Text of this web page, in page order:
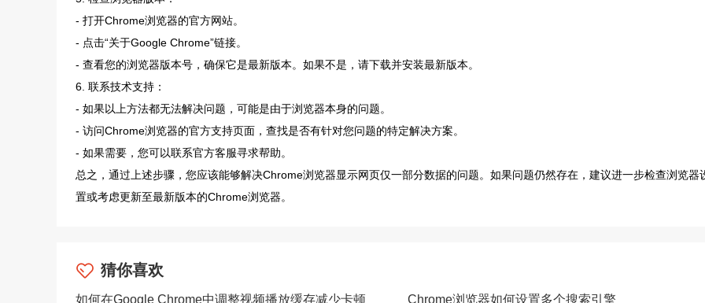
- 打开Chrome浏览器的官方网站。
- 点击“关于Google Chrome”链接。
- 查看您的浏览器版本号，确保它是最新版本。如果不是，请下载并安装最新版本。
6. 联系技术支持：
- 如果以上方法都无法解决问题，可能是由于浏览器本身的问题。
- 访问Chrome浏览器的官方支持页面，查找是否有针对您问题的特定解决方案。
- 如果需要，您可以联系官方客服寻求帮助。
总之，通过上述步骤，您应该能够解决Chrome浏览器显示网页仅一部分数据的问题。如果问题仍然存在，建议进一步检查浏览器
置或考虑更新至最新版本的Chrome浏览器。
猜你喜欢
如何在Google Chrome中调整视频播放缓存减少卡顿 Chrome浏览器如何设置多个搜索引擎